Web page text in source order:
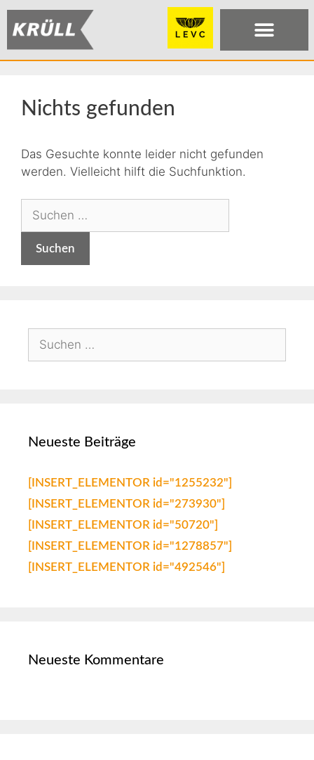
Nichts gefunden
Das Gesuchte konnte leider nicht gefunden
werden. Vielleicht hilft die Suchfunktion.
Neueste Beiträge
[INSERT_ELEMENTOR id="1255232"]
[INSERT_ELEMENTOR id="273930"]
[INSERT_ELEMENTOR id="50720"]
[INSERT_ELEMENTOR id="1278857"]
[INSERT_ELEMENTOR id="492546"]
Neueste Kommentare